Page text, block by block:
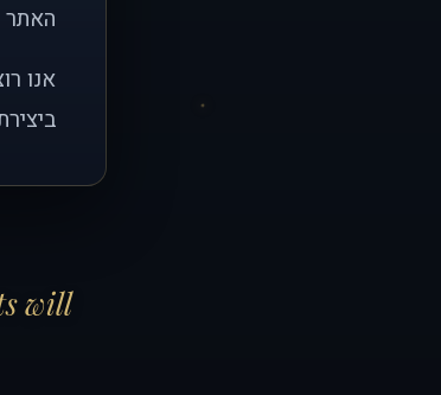
האתר
אנו
will